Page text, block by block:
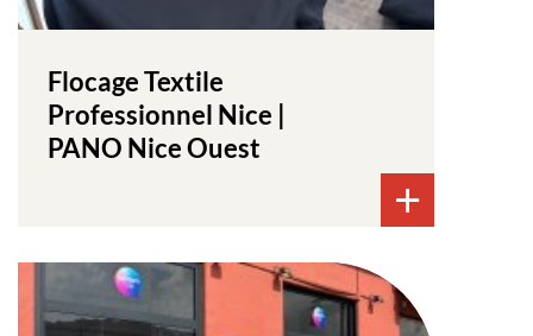
Flocage Textile
Professionnel Nice |
PANO Nice Ouest